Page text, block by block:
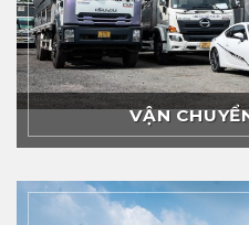
VẬN